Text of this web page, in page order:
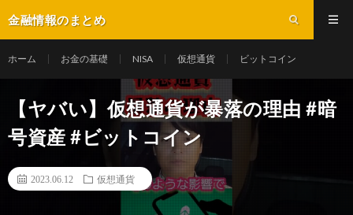
金融情報のまとめ
ホーム お金の基礎 NISA 仮想通貨 ビットコイン
【ヤバい】仮想通貨が暴落の理由 #暗
号資産 #ビットコイン
2023.06.12 仮想通貨